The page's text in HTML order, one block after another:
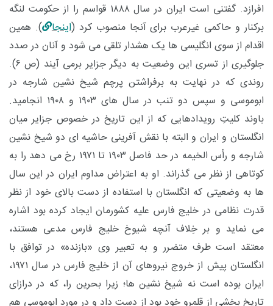
افرازد. گفتنی است ایران در سال ۱۸۸۸ قواسم را از حکومت لنگه
برکنار و حاکمی غیرعرب برای آنجا منصوب کرد (اینجا ). همین
اقدام از سوی انگلیسی ها یک هشدار تلقی می شود و آنان در صدد
جلوگیری از تسری این وضعیت به دیگر جزایر برمی آیند (ص ۶).
روندی که در نهایت به برفراشتن پرچم شیخ نشین شارجه در
ابوموسی و سپس دو تنب در سال های ۱۹۰۳ و ۱۹۰۸ انجامید.
باوند کلیتِ رویدادهایی که از این تاریخ در خصوص جزایر میان
انگلستان و ایران و البته با نقش آفرینی حاشیه ای دو شیخ نشین
شارجه و رأس الخیمه در حد فاصل ۱۹۰۳ تا ۱۹۷۱ رخ می دهد را به
کوتاهی از نظر می گذراند. او به اعتراض مداوم ایران در این سال
ها به وضعیتی که انگلستان با استفاده از دست بالای خود از نظر
قدرت نظامی در خلیج فارس علیه کشورمان ایجاد کرده بود اشاره
می نماید و بر خِلاف آنچه شیوخ خلیج فارس مدعی هستند،
معتقد است طرف متضرر و به تعبیر وی «بازنده» در توافق با
انگلستان پیش از خروج نیروهای آن از خلیج فارس در سال ۱۹۷۱،
ایران بوده است نه شیخ نشین ها؛ زیرا بحرین را، که در درازای
تاریخ بخشی از قلمرو خود بود از دست داد و در مورد ابوموسی هم